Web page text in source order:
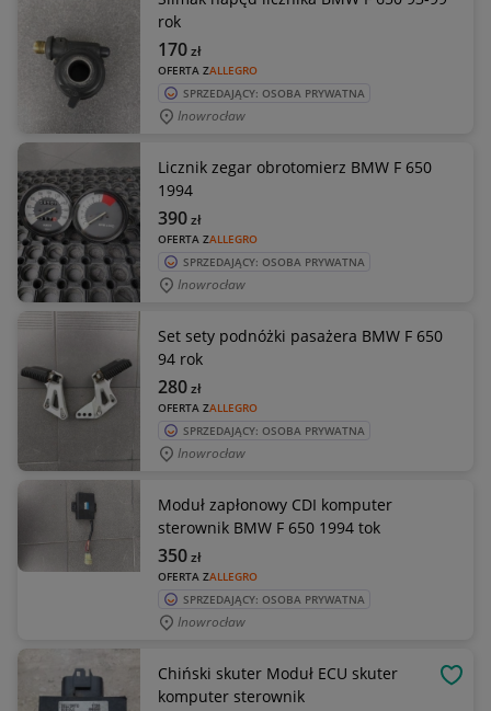
rok
OFERTA ZALLEGRO
170zł
SPRZEDAJĄCY: OSOBA PRYWATNA
Inowrocław
Licznik zegar obrotomierz BMW F 650
1994
OFERTA ZALLEGRO
390zł
SPRZEDAJĄCY: OSOBA PRYWATNA
Inowrocław
Set sety podnóżki pasażera BMW F 650
94 rok
OFERTA ZALLEGRO
280zł
SPRZEDAJĄCY: OSOBA PRYWATNA
Inowrocław
Moduł zapłonowy CDI komputer
sterownik BMW F 650 1994 tok
OFERTA ZALLEGRO
350zł
SPRZEDAJĄCY: OSOBA PRYWATNA
Inowrocław
Chiński skuter Moduł ECU skuter
komputer sterownik